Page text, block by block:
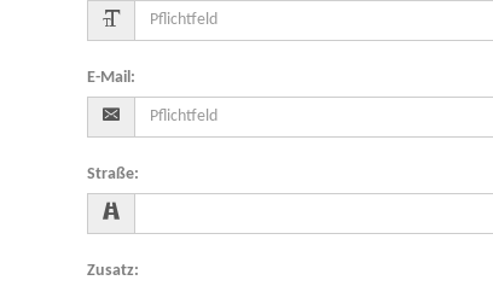
E-Mail :
Straße:
Zusatz: